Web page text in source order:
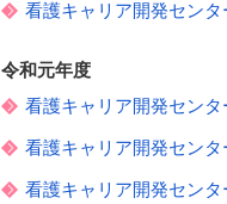
看護キャリア開発センタ
令和元年度
看護キャリア開発センタ
看護キャリア開発センタ
看護キャリア開発センタ